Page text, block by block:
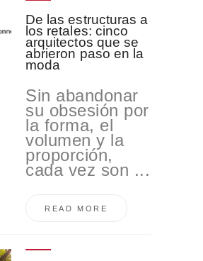
De las estructuras a
los retales: cinco
arquitectos que se
abrieron paso en la
moda
Sin abandonar
su obsesión por
la forma, el
volumen y la
proporción,
cada vez son ...
READ MORE